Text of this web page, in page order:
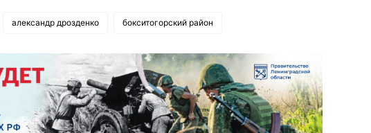
александр дрозденко бокситогорский район